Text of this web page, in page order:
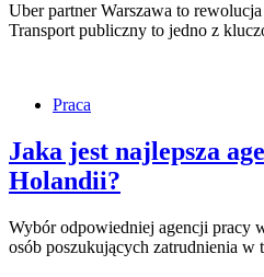
Uber partner Warszawa to
Transport publiczny to jedno z
Praca
Jaka jest najlepsza
Holandii?
Wybór odpowiedniej agencji pracy
osób poszukujących zatrudnienia